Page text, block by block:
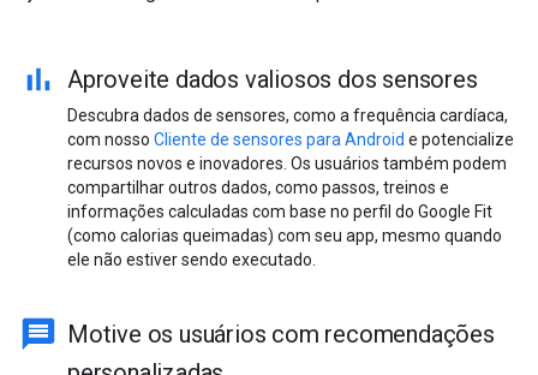
Aproveite dados valiosos dos sensores
Descubra dados de sensores, como a frequência cardíaca,
com nosso Cliente de sensores para Android e potencialize
recursos novos e inovadores. Os usuários também podem
compartilhar outros dados, como passos, treinos e
informações calculadas com base no perfil do Google Fit
(como calorias queimadas) com seu app, mesmo quando
ele não estiver sendo executado.
Motive os usuários com recomendações